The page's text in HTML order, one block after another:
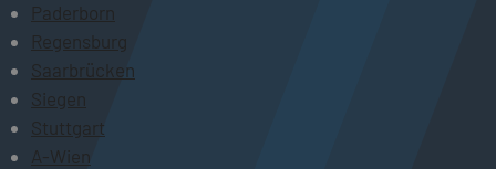
Paderborn
Regensburg
Saarbrücken
Siegen
Stuttgart
A-Wien